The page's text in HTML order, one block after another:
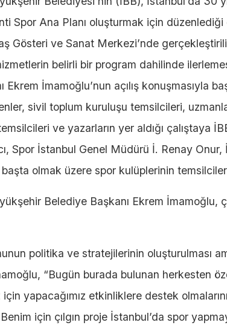
Spor Ana Planı oluşturmak için
Gösteri ve Sanat Merkezi’nde
belirli bir program dahilinde
Ekrem İmamoğlu’nun açılış konuşmasıyla
sivil toplum kuruluşu temsilcileri,
ve yazarların yer aldığı çalıştaya
Spor İstanbul Genel Müdürü İ. Renay
olmak üzere spor kulüplerinin
Belediye Başkanı Ekrem İmamoğlu,
politika ve stratejilerinin oluşturulması
“Bugün burada bulunan herkesten
yapacağımız etkinliklere destek
için çılgın proje İstanbul’da spor